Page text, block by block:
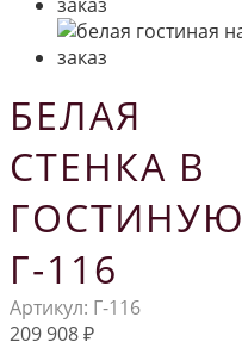
БЕЛАЯ
СТЕНКА В
ГОСТИНУЮ
Г-116
Артикул: Г-116
209 908₽